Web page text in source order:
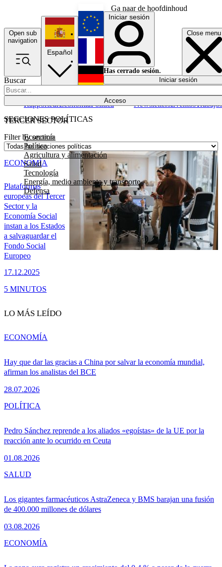
Ga naar de hoofdinhoud
Open sub
navigation
Close menu
Buscar
Acceso
SECCIONES POLÍTICAS
Economía
Política
Agricultura y alimentación
Salud
Tecnología
Energía, medio ambiente y transporte
Defensa
RapporteurEconomíaPolítica NewslettersEventosTrabajos
Español
English
Français
Iniciar sesión
Has cerrado sesión.
Iniciar sesión
TERCER SECTOR
Filter by section
Plataformas
europeas del Tercer
Sector y la
Economía Social
instan a los Estados
a salvaguardar el
Fondo Social
Europeo
17.12.2025
ECONOMÍA
5 MINUTOS
LO MÁS LEÍDO
Hay que dar las gracias a China por salvar la economía mundial,
afirman los analistas del BCE
28.07.2026
ECONOMÍA
Pedro Sánchez reprende a los aliados «egoístas» de la UE por la
reacción ante lo ocurrido en Ceuta
01.08.2026
POLÍTICA
Los gigantes farmacéuticos AstraZeneca y BMS barajan una fusión
de 400.000 millones de dólares
03.08.2026
SALUD
ECONOMÍA